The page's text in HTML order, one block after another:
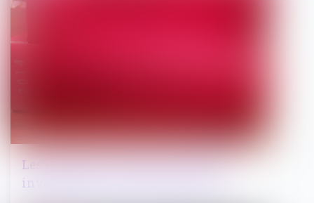
Les limites de la garde à vue et des
investigations en matière pénale